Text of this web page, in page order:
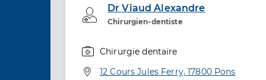
Dr Viaud Alexandre
Chirurgien-dentiste
Professionel de santé
Chirurgie dentaire
Adresse
12 Cours Jules Ferry, 17800 Pons